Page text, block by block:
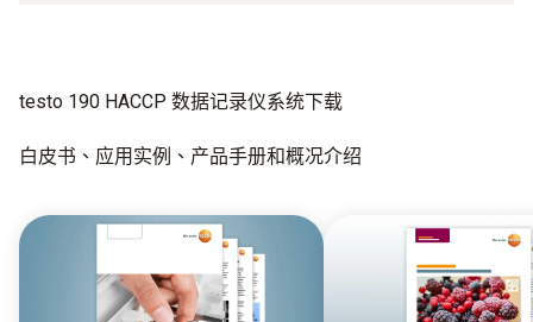
testo 190 HACCP 数据记录仪系统下载
白皮书、应用实例、产品手册和概况介绍